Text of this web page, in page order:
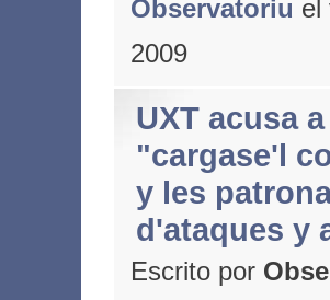
Observatoriu el
2009
UXT acusa
"cargase'l
y les
d'ataques y
Escrito por